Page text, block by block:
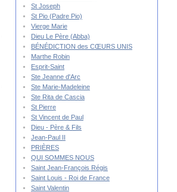
St Joseph
St Pio (Padre Pio)
Vierge Marie
Dieu Le Père (Abba)
BÉNÉDICTION des CŒURS UNIS
Marthe Robin
Esprit-Saint
Ste Jeanne d'Arc
Ste Marie-Madeleine
Ste Rita de Cascia
St Pierre
St Vincent de Paul
Dieu - Père & Fils
Jean-Paul II
PRIÈRES
QUI SOMMES NOUS
Saint Jean-François Régis
Saint Louis - Roi de France
Saint Valentin